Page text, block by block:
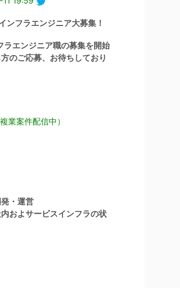
ンフラエンジニア大募集！
エンジニア職の募集を開始
のご応募、お待ちしており
業案件配信中）
・運営
およサービスインフラの状